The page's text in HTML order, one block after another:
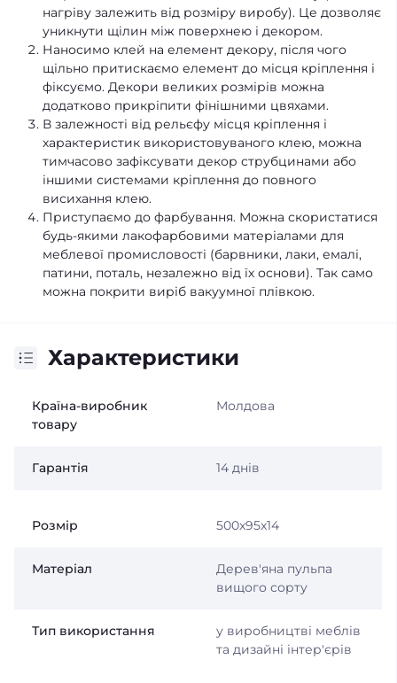
нагріву залежить від розміру виробу). Це дозволяє
уникнути щілин між поверхнею і декором.
Наносимо клей на елемент декору, після чого
щільно притискаємо елемент до місця кріплення і
фіксуємо. Декори великих розмірів можна
додатково прикріпити фінішними цвяхами.
В залежності від рельєфу місця кріплення і
характеристик використовуваного клею, можна
тимчасово зафіксувати декор струбцинами або
іншими системами кріплення до повного
висихання клею.
Приступаємо до фарбування. Можна скористатися
будь-якими лакофарбовими матеріалами для
меблевої промисловості (барвники, лаки, емалі,
патини, поталь, незалежно від їх основи). Так само
можна покрити виріб вакуумної плівкою.
Характеристики
Країна-виробник
товару
Молдова
Гарантія 14 днів
Розмір 500x95x14
Матеріал
Дерев'яна пульпа
вищого сорту
Тип використання
у виробництві меблів
та дизайні інтер'єрів